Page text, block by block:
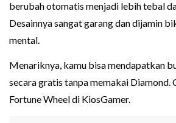
berubah otomatis menjadi lebih tebal
Desainnya sangat garang dan dijamin
mental.
Menariknya, kamu bisa mendapatkan
secara gratis tanpa memakai Diamond.
Fortune Wheel di KiosGamer.